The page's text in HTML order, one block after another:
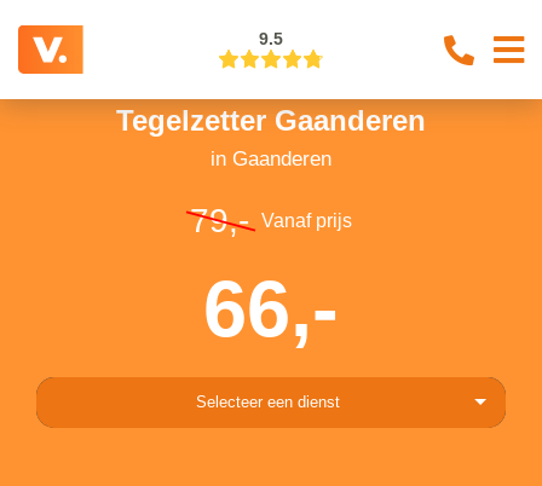
9.5
Tegelzetter Gaanderen
in Gaanderen
79,- Vanaf prijs
66,-
Selecteer een dienst